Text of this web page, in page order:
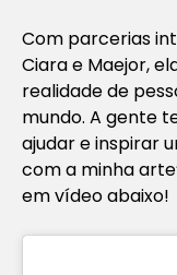
Com parcerias
Ciara e Maejor,
realidade de
mundo. A gente
ajudar e inspirar
com a minha
em vídeo abaixo!